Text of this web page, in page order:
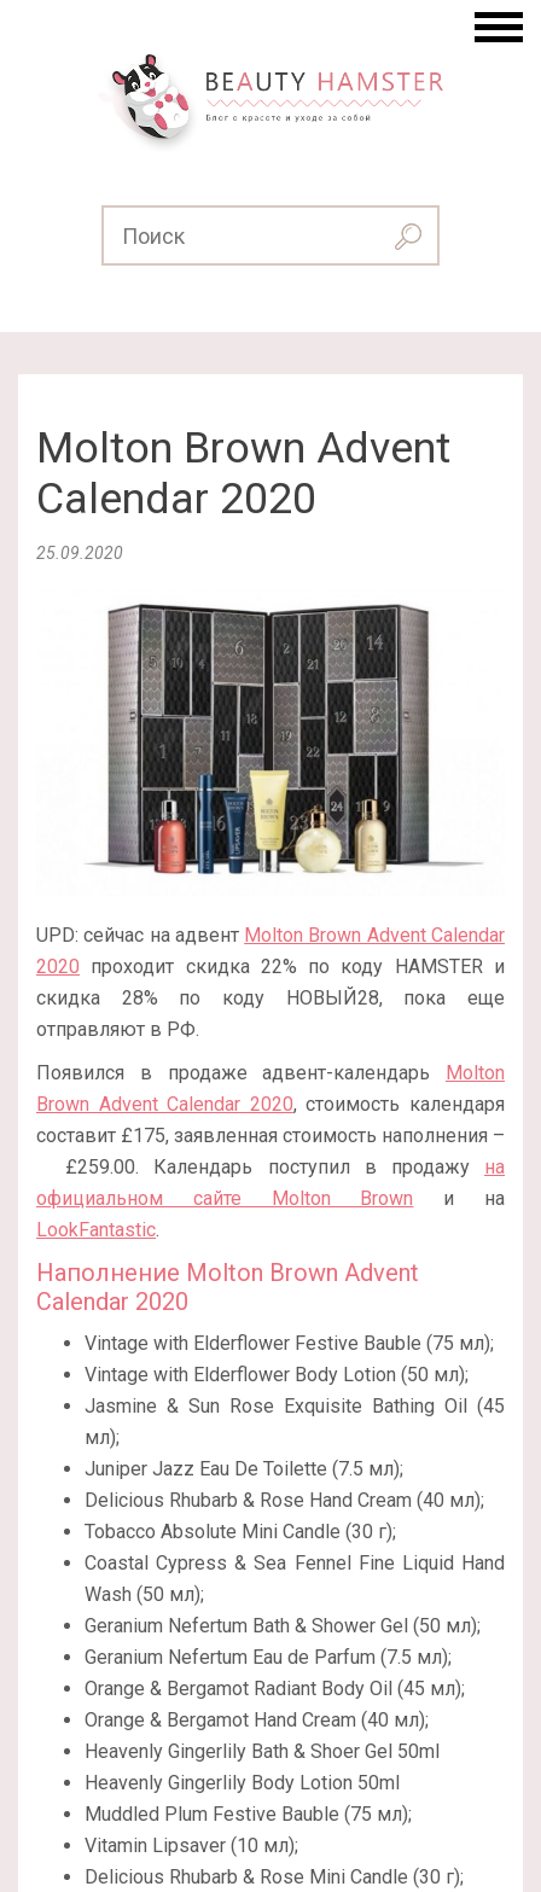
Molton Brown Advent
Calendar 2020
25.09.2020
UPD: сейчас на адвент Molton Brown Advent Calendar
2020 проходит скидка 22% по коду HAMSTER и
скидка 28% по коду НОВЫЙ28, пока еще
отправляют в РФ.
Появился в продаже адвент-календарь Molton
Brown Advent Calendar 2020, стоимость календаря
составит £175, заявленная стоимость наполнения –
£259.00. Календарь поступил в продажу на
официальном сайте Molton Brown и на
LookFantastic.
Наполнение Molton Brown Advent
Calendar 2020
Vintage with Elderflower Festive Bauble (75 мл);
Vintage with Elderflower Body Lotion (50 мл);
Jasmine & Sun Rose Exquisite Bathing Oil (45
мл);
Juniper Jazz Eau De Toilette (7.5 мл);
Delicious Rhubarb & Rose Hand Cream (40 мл);
Tobacco Absolute Mini Candle (30 г);
Coastal Cypress & Sea Fennel Fine Liquid Hand
Wash (50 мл);
Geranium Nefertum Bath & Shower Gel (50 мл);
Geranium Nefertum Eau de Parfum (7.5 мл);
Orange & Bergamot Radiant Body Oil (45 мл);
Orange & Bergamot Hand Cream (40 мл);
Heavenly Gingerlily Bath & Shoer Gel 50ml
Heavenly Gingerlily Body Lotion 50ml
Muddled Plum Festive Bauble (75 мл);
Vitamin Lipsaver (10 мл);
Delicious Rhubarb & Rose Mini Candle (30 г);